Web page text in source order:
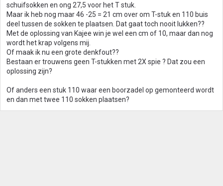
schuifsokken en ong 27,5 voor het T stuk.
Maar ik heb nog maar 46 -25 = 21 cm over om T-stuk en 110 buis
deel tussen de sokken te plaatsen. Dat gaat toch nooit lukken??
Met de oplossing van Kajee win je wel een cm of 10, maar dan nog
wordt het krap volgens mij.
Of maak ik nu een grote denkfout??
Bestaan er trouwens geen T-stukken met 2X spie ? Dat zou een
oplossing zijn?
Of anders een stuk 110 waar een boorzadel op gemonteerd wordt
en dan met twee 110 sokken plaatsen?